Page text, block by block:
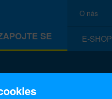
SE
O nás
E-SHOP